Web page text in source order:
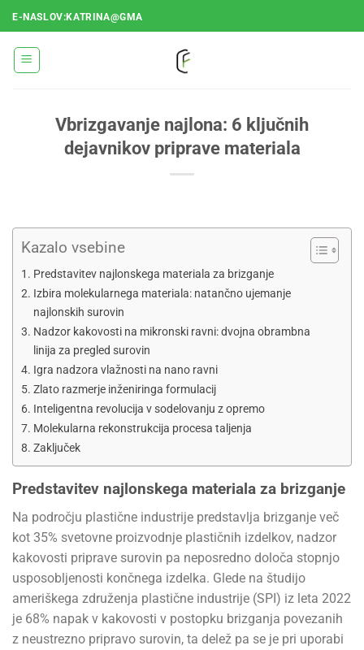
Skoči
na
vsebino
E-NASLOV:KATRINA@GMA
Vbrizgavanje najlona: 6 ključnih
dejavnikov priprave materiala
Kazalo vsebine
Predstavitev najlonskega materiala za brizganje
Izbira molekularnega materiala: natančno ujemanje
najlonskih surovin
Nadzor kakovosti na mikronski ravni: dvojna obrambna
linija za pregled surovin
Igra nadzora vlažnosti na nano ravni
Zlato razmerje inženiringa formulacij
Inteligentna revolucija v sodelovanju z opremo
Molekularna rekonstrukcija procesa taljenja
Zaključek
Predstavitev najlonskega materiala za brizganje
Na področju plastične industrije predstavlja brizganje več
kot 35% svetovne proizvodnje plastičnih izdelkov, nadzor
kakovosti priprave surovin pa neposredno določa stopnjo
usposobljenosti končnega izdelka. Glede na študijo
ameriškega združenja plastične industrije (SPI) iz leta 2022
je 68% napak v kakovosti v postopku brizganja povezanih
z neustrezno pripravo surovin, ta delež pa se je pri uporabi